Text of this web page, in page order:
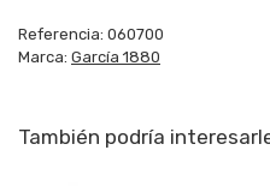
Referencia: 060700
Marca: García 1880
También podría